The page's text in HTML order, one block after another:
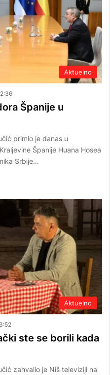
Aktuelno
Španije u
primio je danas u
Španije Huana Hosea
Srbije…
Aktuelno
ste se borili kada
zahvalio je Niš televiziji na